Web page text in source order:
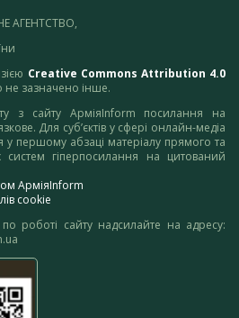
АГЕНТСТВО,
Creative Commons Attribution 4.0
не зазначено інше.
з сайту АрміяInform посилання на
Для суб’єктів у сфері онлайн-медіа
у першому абзаці матеріалу прямого та
систем гіперпосилання на цитований
АрміяInform
cookie
роботі сайту надсилайте на адресу: